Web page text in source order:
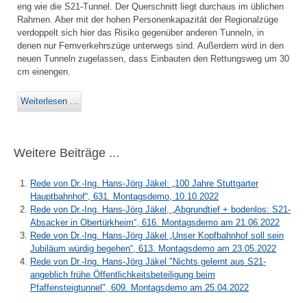
eng wie die S21-Tunnel. Der Querschnitt liegt durchaus im üblichen
Rahmen. Aber mit der hohen Personenkapazität der Regionalzüge
verdoppelt sich hier das Risiko gegenüber anderen Tunneln, in
denen nur Fernverkehrszüge unterwegs sind. Außerdem wird in den
neuen Tunneln zugelassen, dass Einbauten den Rettungsweg um 30
cm einengen.
Weiterlesen ...
Weitere Beiträge ...
Rede von Dr.-Ing. Hans-Jörg Jäkel: „100 Jahre Stuttgarter
Hauptbahnhof“, 631. Montagsdemo, 10.10.2022
Rede von Dr.-Ing. Hans-Jörg Jäkel, „Abgrundtief + bodenlos: S21-
Absacker in Obertürkheim“, 616. Montagsdemo am 21.06.2022
Rede von Dr.-Ing. Hans-Jörg Jäkel „Unser Kopfbahnhof soll sein
Jubiläum würdig begehen“, 613. Montagsdemo am 23.05.2022
Rede von Dr.-Ing. Hans-Jörg Jäkel "Nichts gelernt aus S21-
angeblich frühe Öffentlichkeitsbeteiligung beim
Pfaffensteigtunnel", 609. Montagsdemo am 25.04.2022